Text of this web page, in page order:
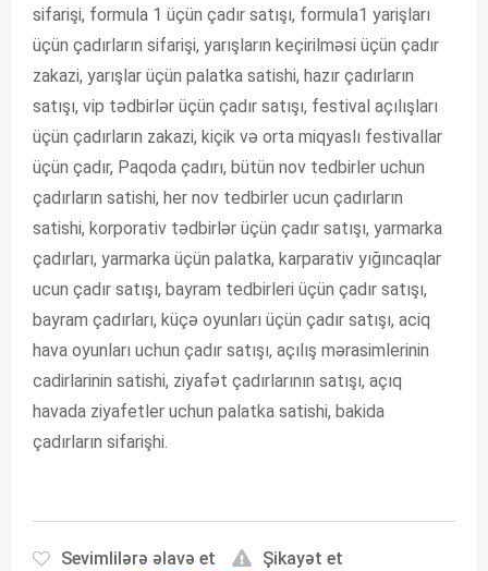
sifarişi, formula 1 üçün çadır satışı, formula1 yarişları
üçün çadırların sifarişi, yarışların keçirilməsi üçün çadır
zakazi, yarışlar üçün palatka satishi, hazır çadırların
satışı, vip tədbirlər üçün çadır satışı, festival açılışları
üçün çadırların zakazi, kiçik və orta miqyaslı festivallar
üçün çadır, Paqoda çadırı, bütün nov tedbirler uchun
çadırların satishi, her nov tedbirler ucun çadırların
satishi, korporativ tədbirlər üçün çadır satışı, yarmarka
çadırları, yarmarka üçün palatka, karparativ yığıncaqlar
ucun çadır satışı, bayram tedbirleri üçün çadır satışı,
bayram çadırları, küçə oyunları üçün çadır satışı, aciq
hava oyunları uchun çadır satışı, açılış mərasimlerinin
cadirlarinin satishi, ziyafət çadırlarının satışı, açıq
havada ziyafetler uchun palatka satishi, bakida
çadırların sifarişhi.
Sevimlilərə əlavə et
Şikayət et